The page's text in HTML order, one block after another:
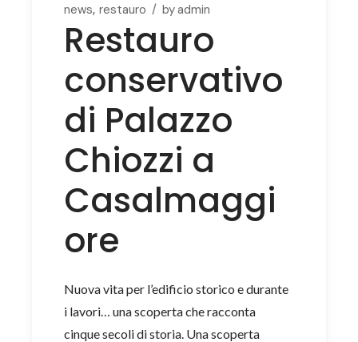
news restauro byadmin
Restauro
conservativo
di Palazzo
Chiozzi a
Casalmaggi
ore
Nuova vita per l’edificio storico e durante
i lavori… una scoperta che racconta
cinque secoli di storia. Una scoperta